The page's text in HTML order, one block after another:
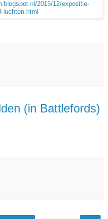
2015/12/expositie-
luchten.html
(in Battlefords)